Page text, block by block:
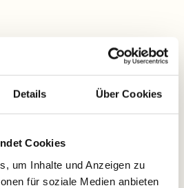
Details Über Cookies
Cookies
um Inhalte und Anzeigen zu
für soziale Medien anbieten